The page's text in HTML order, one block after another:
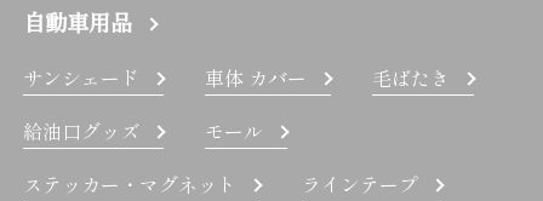
自動車用品
サンシェード 車体 カバー
毛ばたき
給油口グッズ
モール
ステッカー・マグネット
ラインテープ